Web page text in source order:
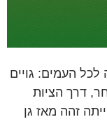
העמים: גויים
דרך הציות
זהה מאז גן